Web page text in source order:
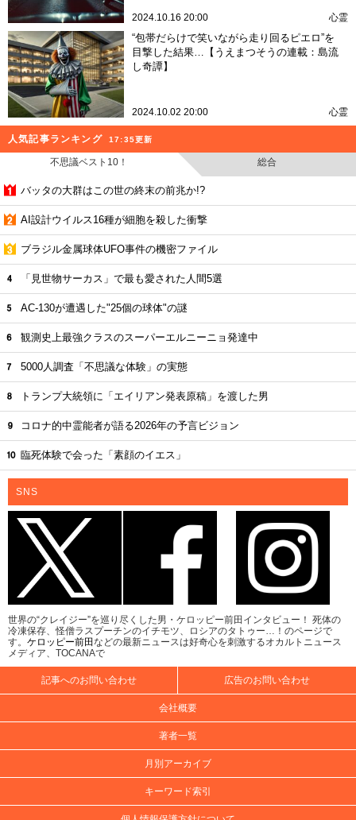
2024.10.16 20:00 心霊
“包帯だらけで笑いながら走り回るピエロ”を
目撃した結果…【うえまつそうの連載：島流
し奇譚】
2024.10.02 20:00 心霊
人気記事ランキング 17:35更新
不思議ベスト10！ 総合
バッタの大群はこの世の終末の前兆か!?
AI設計ウイルス16種が細胞を殺した衝撃
ブラジル金属球体UFO事件の機密ファイル
「見世物サーカス」で最も愛された人間5選
AC-130が遭遇した"25個の球体"の謎
観測史上最強クラスのスーパーエルニーニョ発達中
5000人調査「不思議な体験」の実態
トランプ大統領に「エイリアン発表原稿」を渡した男
コロナ的中霊能者が語る2026年の予言ビジョン
臨死体験で会った「素顔のイエス」
SNS
世界の“クレイジー”を巡り尽くした男・ケロッピー前田インタビュー！ 死体の
冷凍保存、怪僧ラスプーチンのイチモツ、ロシアのタトゥー…！のページで
す。 ケロッピー前田などの最新ニュースは好奇心を刺激するオカルトニュース
メディア、TOCANAで
記事へのお問い合わせ 広告のお問い合わせ
会社概要
著者一覧
月別アーカイブ
キーワード索引